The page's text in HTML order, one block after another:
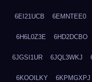
6EI21UCB 6EMNTEE0
6H6L0Z3E 6HD2DCBO
6JGSI1UR 6JQL3WKJ
6KOOILKY 6KPMGXPJ